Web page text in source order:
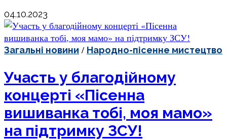
04.10.2023
Загальні новини / Народно-пісенне мистецтво
Участь у благодійному
концерті «Пісенна
вишиванка тобі, моя мамо»
на підтримку ЗСУ!